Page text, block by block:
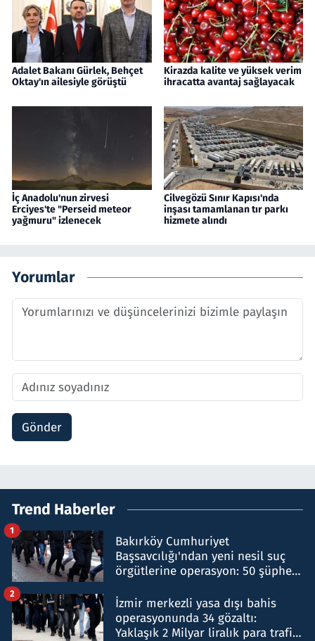
Adalet Bakanı Gürlek, Behçet
Oktay'ın ailesiyle görüştü
Kirazda kalite ve yüksek verim
ihracatta avantaj sağlayacak
İç Anadolu'nun zirvesi
Erciyes'te "Perseid meteor
yağmuru" izlenecek
Cilvegözü Sınır Kapısı'nda
inşası tamamlanan tır parkı
hizmete alındı
Yorumlar
Gönder
Trend Haberler
Bakırköy Cumhuriyet
Başsavcılığı'ndan yeni nesil suç
örgütlerine operasyon: 50 şüpheli
1
İzmir merkezli yasa dışı bahis
operasyonunda 34 gözaltı:
Yaklaşık 2 Milyar liralık para trafiği
2